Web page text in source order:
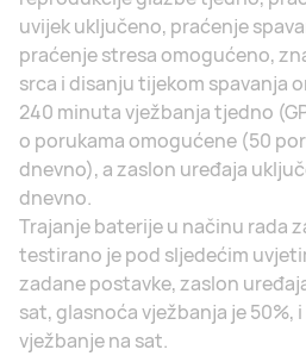
uvijek uključeno, praćenje
praćenje stresa omogućeno,
srca i disanju tijekom spavanja
240 minuta vježbanja tjedno
o porukama omogućene (50
dnevno), a zaslon uređaja
dnevno.
Trajanje baterije u načinu rada
testirano je pod sljedećim
zadane postavke, zaslon
sat, glasnoća vježbanja je 50%,
vježbanje na sat.